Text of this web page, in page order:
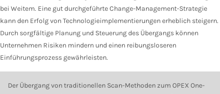
bei Weitem. Eine gut durchgeführte Change-Management-Strategie
kann den Erfolg von Technologieimplementierungen erheblich steigern.
Durch sorgfältige Planung und Steuerung des Übergangs können
Unternehmen Risiken mindern und einen reibungsloseren
Einführungsprozess gewährleisten.
Der Übergang von traditionellen Scan-Methoden zum OPEX One-